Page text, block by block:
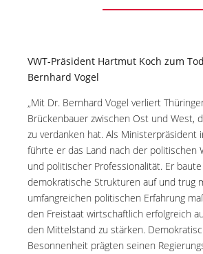
VWT-Präsident Hartmut Koch zum
Bernhard Vogel
„Mit Dr. Bernhard Vogel verliert
Brückenbauer zwischen Ost und West,
zu verdanken hat. Als Ministerpräsident
führte er das Land nach der politischen
und politischer Professionalität. Er
demokratische Strukturen auf und trug
umfangreichen politischen Erfahrung
den Freistaat wirtschaftlich erfolgreich
den Mittelstand zu stärken.
Besonnenheit prägten seinen